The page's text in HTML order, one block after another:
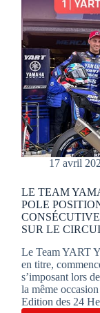
17 avril
LE TEAM
POLE
SUR LE
Le Team YART
en titre,
s’imposant lors
la même
Edition des 24